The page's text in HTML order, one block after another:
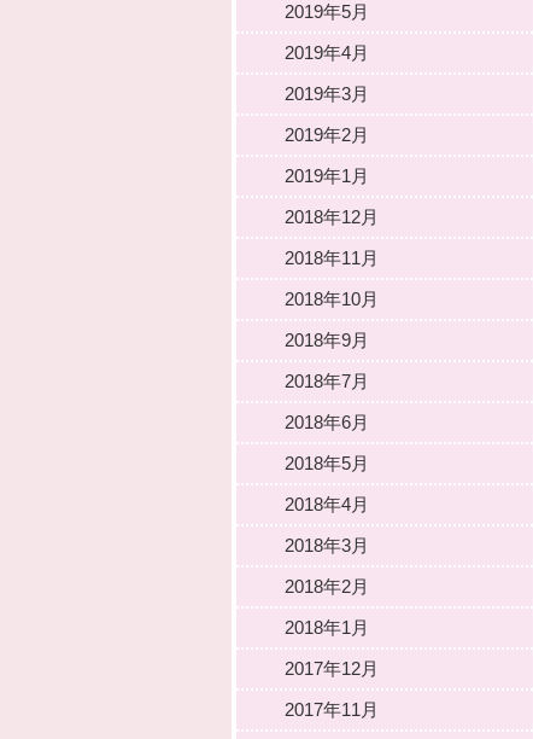
2019年5月
2019年4月
2019年3月
2019年2月
2019年1月
2018年12月
2018年11月
2018年10月
2018年9月
2018年7月
2018年6月
2018年5月
2018年4月
2018年3月
2018年2月
2018年1月
2017年12月
2017年11月